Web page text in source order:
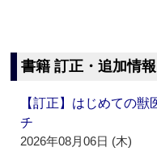
書籍 訂正・追加情報
【訂正】はじめての
チ
2026年08月06日 (木)